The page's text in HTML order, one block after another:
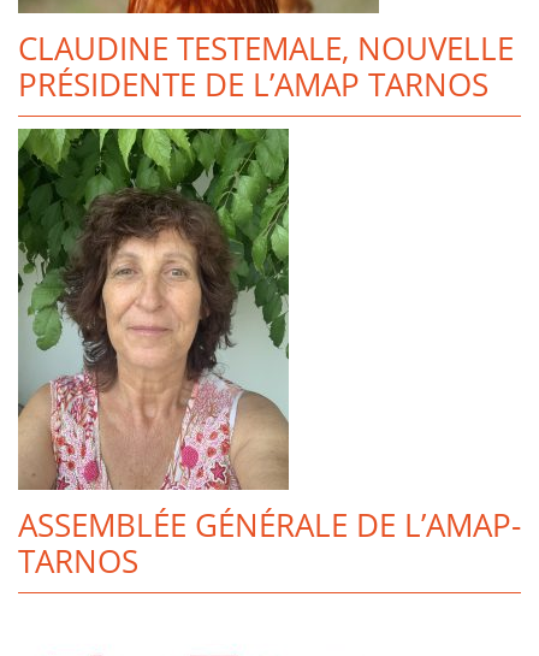
CLAUDINE TESTEMALE, NOUVELLE
PRÉSIDENTE DE L’AMAP TARNOS
ASSEMBLÉE GÉNÉRALE DE L’AMAP-
TARNOS